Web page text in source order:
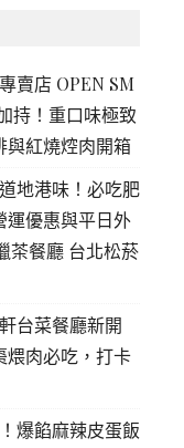
賣店 OPEN SM
持！重口味極致
與紅燒焢肉開箱
地港味！必吃肥
運優惠與平日外
茶餐廳 台北松菸
台菜餐廳新開
煨肉必吃，打卡
爆餡麻辣皮蛋飯